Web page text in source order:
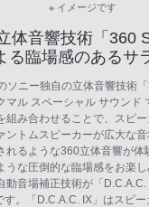
※ イメージです
体音響技術「360
る臨場感のあるサ
ソニー独自の立体音響技術
マル スペーシャル サウンド
組み合わせることで、スピ
ントムスピーカーが広大な音
れるような360立体音響が
うな圧倒的な臨場感をお楽
動音場補正技術が「
。「D.C.A.C. IX」はスピ